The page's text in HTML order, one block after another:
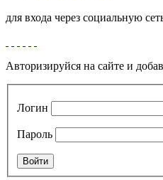
для входа через социальную
Авторизируйся на сайте и
Логин
Пароль